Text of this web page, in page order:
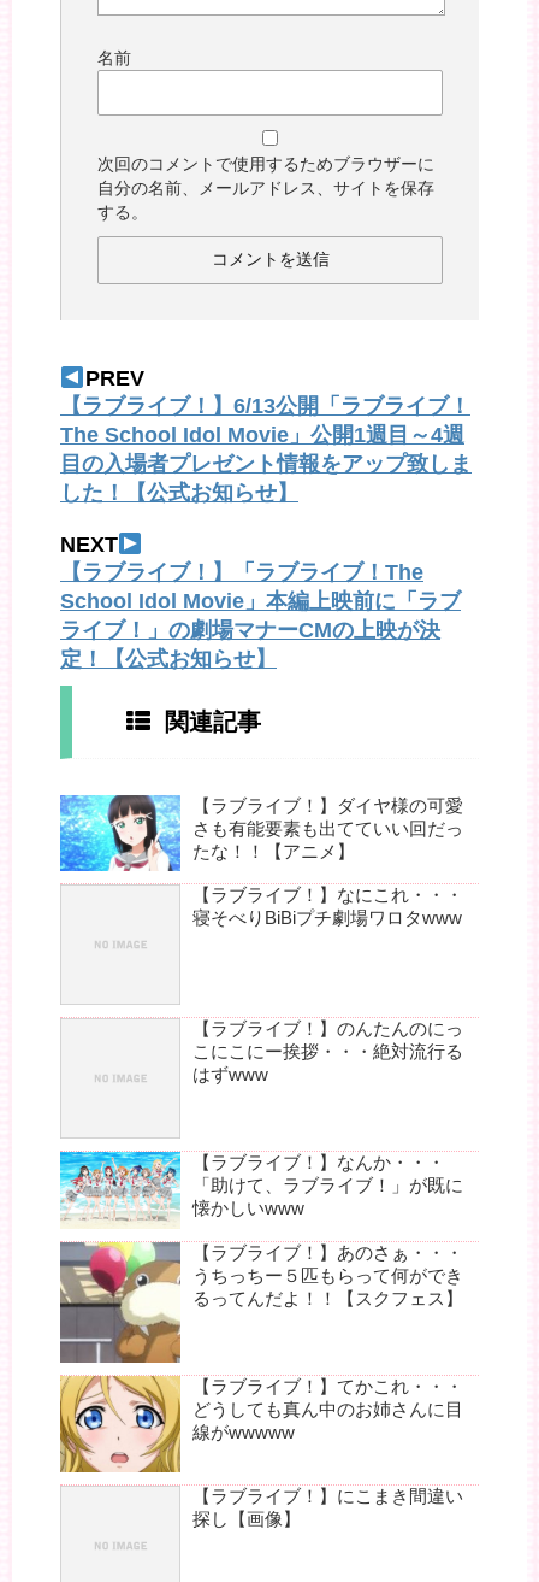
名前
次回のコメントで使用するためブラウザーに
自分の名前、メールアドレス、サイトを保存
する。
PREV
【ラブライブ！】6/13公開「ラブライブ！
The School Idol Movie」公開1週目～4週
目の入場者プレゼント情報をアップ致しま
した！【公式お知らせ】
NEXT
【ラブライブ！】「ラブライブ！The
School Idol Movie」本編上映前に「ラブ
ライブ！」の劇場マナーCMの上映が決
定！【公式お知らせ】
関連記事
【ラブライブ！】ダイヤ様の可愛
さも有能要素も出てていい回だっ
たな！！【アニメ】
【ラブライブ！】なにこれ・・・
寝そべりBiBiプチ劇場ワロタwww
【ラブライブ！】のんたんのにっ
こにこにー挨拶・・・絶対流行る
はずwww
【ラブライブ！】なんか・・・
「助けて、ラブライブ！」が既に
懐かしいwww
【ラブライブ！】あのさぁ・・・
うちっちー５匹もらって何ができ
るってんだよ！！【スクフェス】
【ラブライブ！】てかこれ・・・
どうしても真ん中のお姉さんに目
線がwwwww
【ラブライブ！】にこまき間違い
探し【画像】